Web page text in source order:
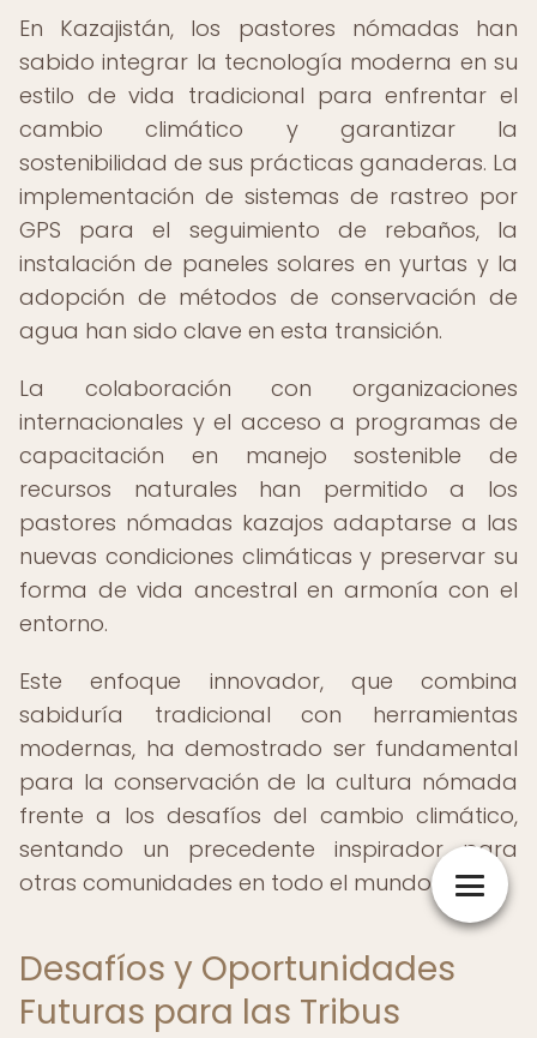
En Kazajistán, los pastores nómadas han
sabido integrar la tecnología moderna en su
estilo de vida tradicional para enfrentar el
cambio climático y garantizar la
sostenibilidad de sus prácticas ganaderas. La
implementación de sistemas de rastreo por
GPS para el seguimiento de rebaños, la
instalación de paneles solares en yurtas y la
adopción de métodos de conservación de
agua han sido clave en esta transición.
La colaboración con organizaciones
internacionales y el acceso a programas de
capacitación en manejo sostenible de
recursos naturales han permitido a los
pastores nómadas kazajos adaptarse a las
nuevas condiciones climáticas y preservar su
forma de vida ancestral en armonía con el
entorno.
Este enfoque innovador, que combina
sabiduría tradicional con herramientas
modernas, ha demostrado ser fundamental
para la conservación de la cultura nómada
frente a los desafíos del cambio climático,
sentando un precedente inspirador para
otras comunidades en todo el mundo.
Desafíos y Oportunidades
Futuras para las Tribus